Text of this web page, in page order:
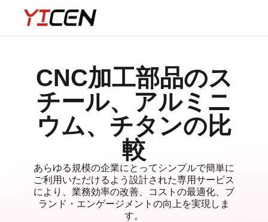
CNC加工部品のス
チール、アルミニ
ウム、チタンの比
較
あらゆる規模の企業にとってシンプルで簡単に
ご利用いただけるよう設計された専用サービス
により、業務効率の改善、コストの最適化、ブ
ランド・エンゲージメントの向上を実現しま
す。